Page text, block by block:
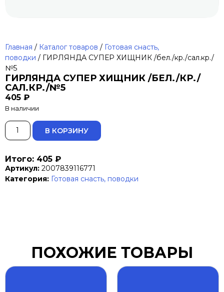
Главная / Каталог товаров / Готовая снасть,
поводки / ГИРЛЯНДА СУПЕР ХИЩНИК /бел./кр./сал.кр./
№5
ГИРЛЯНДА СУПЕР ХИЩНИК /БЕЛ./КР./
САЛ.КР./№5
405 ₽
В наличии
В КОРЗИНУ ALTERNATIVE:
Итого: 405 ₽
Артикул: 2007839116771
Категория: Готовая снасть, поводки
ПОХОЖИЕ ТОВАРЫ